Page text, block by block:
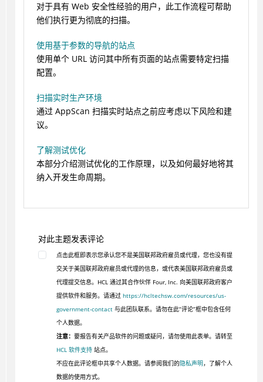
对于具有 Web 安全性经验的用户，此工作流程可帮助
他们执行更为彻底的扫描。
使用基于参数的导航的站点
使用单个 URL 访问其中所有页面的站点需要特定扫描
配置。
扫描实时生产环境
通过 AppScan 扫描实时站点之前应考虑以下风险和建
议。
了解测试优化
本部分介绍测试优化的工作原理，以及如何最好地将其
纳入开发生命周期。
对此主题发表评论
点击此框即表示您承认您不是美国联邦政府雇员或代理，您也没有提
交关于美国联邦政府雇员或代理的信息，或代表美国联邦政府雇员或
代理提交信息。HCL 通过其合作伙伴 Four, Inc. 向美国联邦政府客户
提供软件和服务。请通过 https://hcltechsw.com/resources/us-
government-contact与此团队联系。请勿在此“评论”框中包含任何
个人数据。
注意： 要报告有关产品软件的问题或疑问，请勿使用此表单。请转至
HCL 软件支持站点。
不应在此评论框中共享个人数据。请参阅我们的隐私声明，了解个人
数据的使用方式。